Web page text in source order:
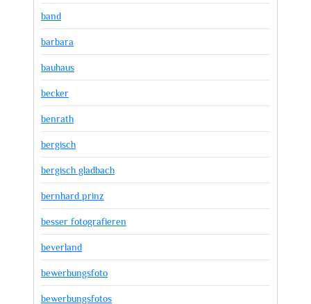
band
barbara
bauhaus
becker
benrath
bergisch
bergisch gladbach
bernhard prinz
besser fotografieren
beverland
bewerbungsfoto
bewerbungsfotos